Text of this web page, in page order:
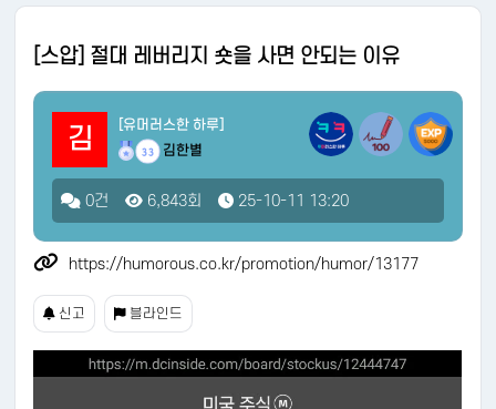
[스압] 절대 레버리지 숏을 사면 안되는 이유
김 [유머러스한 하루]
33 김한별
0건 6,843회 25-10-11 13:20
https://humorous.co.kr/promotion/humor/13177
신고 블라인드